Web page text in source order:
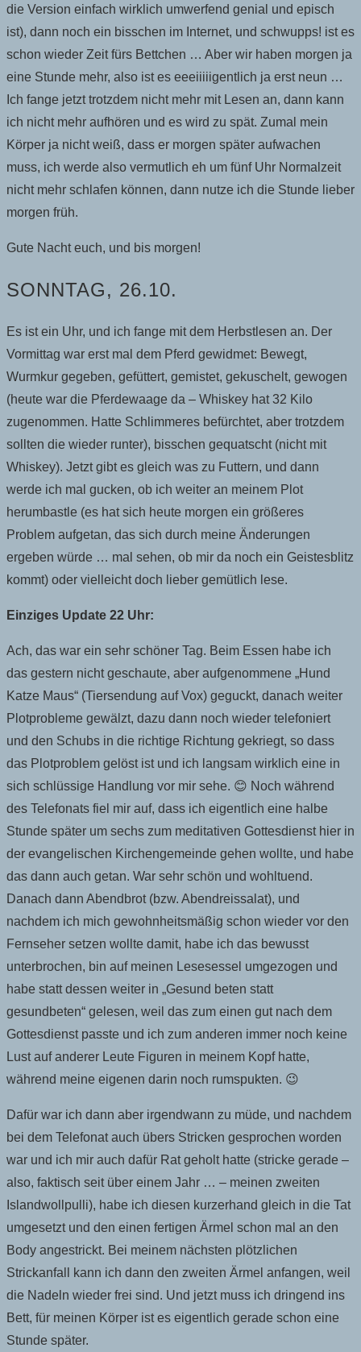
die Version einfach wirklich umwerfend genial und episch
ist), dann noch ein bisschen im Internet, und schwupps! ist es
schon wieder Zeit fürs Bettchen … Aber wir haben morgen ja
eine Stunde mehr, also ist es eeeiiiiigentlich ja erst neun …
Ich fange jetzt trotzdem nicht mehr mit Lesen an, dann kann
ich nicht mehr aufhören und es wird zu spät. Zumal mein
Körper ja nicht weiß, dass er morgen später aufwachen
muss, ich werde also vermutlich eh um fünf Uhr Normalzeit
nicht mehr schlafen können, dann nutze ich die Stunde lieber
morgen früh.
Gute Nacht euch, und bis morgen!
SONNTAG, 26.10.
Es ist ein Uhr, und ich fange mit dem Herbstlesen an. Der
Vormittag war erst mal dem Pferd gewidmet: Bewegt,
Wurmkur gegeben, gefüttert, gemistet, gekuschelt, gewogen
(heute war die Pferdewaage da – Whiskey hat 32 Kilo
zugenommen. Hatte Schlimmeres befürchtet, aber trotzdem
sollten die wieder runter), bisschen gequatscht (nicht mit
Whiskey). Jetzt gibt es gleich was zu Futtern, und dann
werde ich mal gucken, ob ich weiter an meinem Plot
herumbastle (es hat sich heute morgen ein größeres
Problem aufgetan, das sich durch meine Änderungen
ergeben würde … mal sehen, ob mir da noch ein Geistesblitz
kommt) oder vielleicht doch lieber gemütlich lese.
Einziges Update 22 Uhr:
Ach, das war ein sehr schöner Tag. Beim Essen habe ich
das gestern nicht geschaute, aber aufgenommene „Hund
Katze Maus“ (Tiersendung auf Vox) geguckt, danach weiter
Plotprobleme gewälzt, dazu dann noch wieder telefoniert
und den Schubs in die richtige Richtung gekriegt, so dass
das Plotproblem gelöst ist und ich langsam wirklich eine in
sich schlüssige Handlung vor mir sehe. 😊 Noch während
des Telefonats fiel mir auf, dass ich eigentlich eine halbe
Stunde später um sechs zum meditativen Gottesdienst hier in
der evangelischen Kirchengemeinde gehen wollte, und habe
das dann auch getan. War sehr schön und wohltuend.
Danach dann Abendbrot (bzw. Abendreissalat), und
nachdem ich mich gewohnheitsmäßig schon wieder vor den
Fernseher setzen wollte damit, habe ich das bewusst
unterbrochen, bin auf meinen Lesesessel umgezogen und
habe statt dessen weiter in „Gesund beten statt
gesundbeten“ gelesen, weil das zum einen gut nach dem
Gottesdienst passte und ich zum anderen immer noch keine
Lust auf anderer Leute Figuren in meinem Kopf hatte,
während meine eigenen darin noch rumspukten. 😉
Dafür war ich dann aber irgendwann zu müde, und nachdem
bei dem Telefonat auch übers Stricken gesprochen worden
war und ich mir auch dafür Rat geholt hatte (stricke gerade –
also, faktisch seit über einem Jahr … – meinen zweiten
Islandwollpulli), habe ich diesen kurzerhand gleich in die Tat
umgesetzt und den einen fertigen Ärmel schon mal an den
Body angestrickt. Bei meinem nächsten plötzlichen
Strickanfall kann ich dann den zweiten Ärmel anfangen, weil
die Nadeln wieder frei sind. Und jetzt muss ich dringend ins
Bett, für meinen Körper ist es eigentlich gerade schon eine
Stunde später.